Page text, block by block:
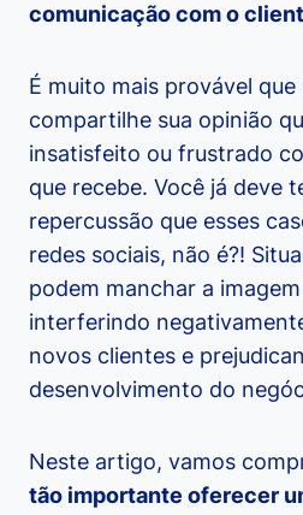
comunicação com o
É muito mais provável
compartilhe sua opinião
insatisfeito ou frustrado
que recebe. Você já deve
repercussão que esses
redes sociais, não é?!
podem manchar a
interferindo
novos clientes e
desenvolvimento do
Neste artigo, vamos
tão importante oferecer